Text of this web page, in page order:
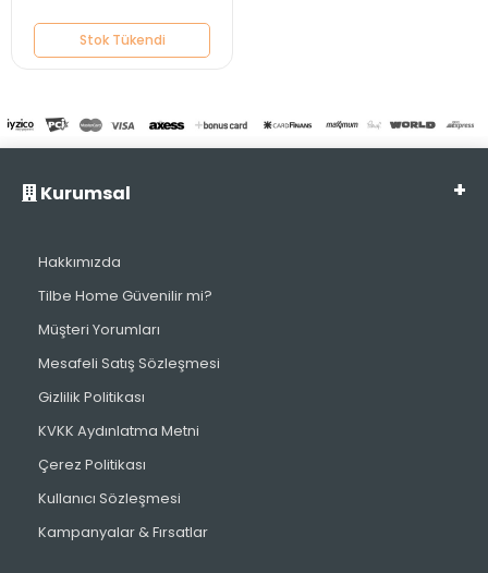
Stok Tükendi
Kurumsal
Hakkımızda
Tilbe Home Güvenilir mi?
Müşteri Yorumları
Mesafeli Satış Sözleşmesi
Gizlilik Politikası
KVKK Aydınlatma Metni
Çerez Politikası
Kullanıcı Sözleşmesi
Kampanyalar & Fırsatlar